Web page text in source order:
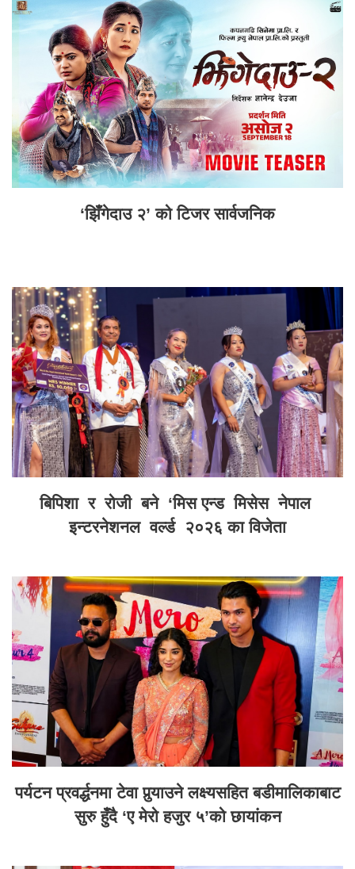
‘झिँगेदाउ २’ को टिजर सार्वजनिक
बिपिशा र रोजी बने ‘मिस एन्ड मिसेस नेपाल
इन्टरनेशनल वर्ल्ड २०२६ का विजेता
पर्यटन प्रवर्द्धनमा टेवा पुर्‍याउने लक्ष्यसहित बडीमालिकाबाट
सुरु हुँदै ‘ए मेरो हजुर ५’को छायांकन